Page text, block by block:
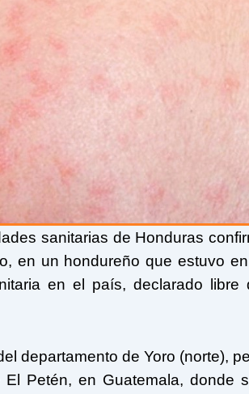
sanitarias de Honduras
en un hondureño que estuvo
en el país, declarado libre
departamento de Yoro (norte),
Petén, en Guatemala, donde